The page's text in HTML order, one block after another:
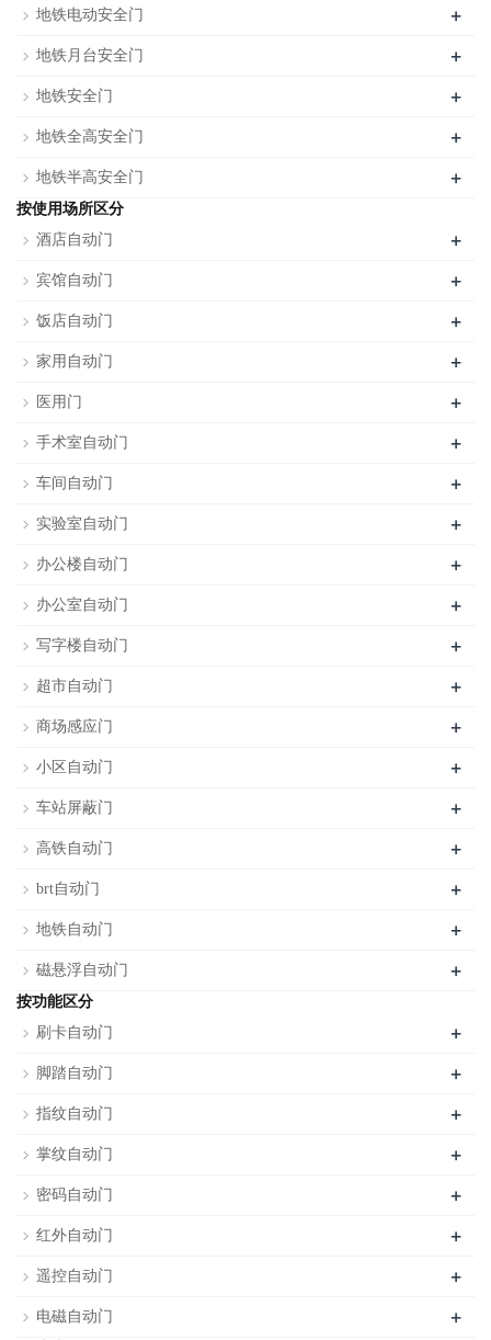
地铁电动安全门 +
地铁月台安全门 +
地铁安全门 +
地铁全高安全门 +
地铁半高安全门 +
按使用场所区分
酒店自动门
+
宾馆自动门 +
饭店自动门 +
家用自动门 +
医用门 +
手术室自动门 +
车间自动门 +
实验室自动门 +
办公楼自动门 +
办公室自动门 +
写字楼自动门 +
超市自动门 +
商场感应门 +
小区自动门 +
车站屏蔽门 +
高铁自动门 +
brt自动门 +
地铁自动门 +
磁悬浮自动门 +
按功能区分
刷卡自动门
+
脚踏自动门 +
指纹自动门 +
掌纹自动门 +
密码自动门 +
红外自动门 +
遥控自动门 +
电磁自动门 +